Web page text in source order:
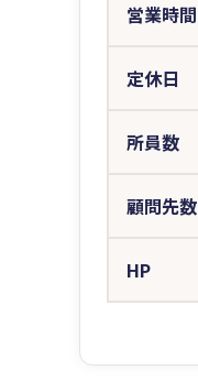
営業時間
定休日
所員数
顧問先数
HP